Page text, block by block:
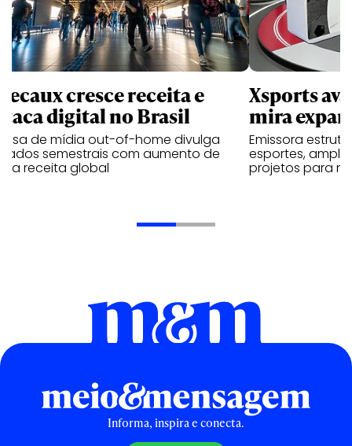
cresce receita e
digital no Brasil
de mídia out-of-home divulga
semestrais com aumento de
na receita global
Xsports
mira
Emissora
esportes,
projetos para
Informa, inspira e conecta.